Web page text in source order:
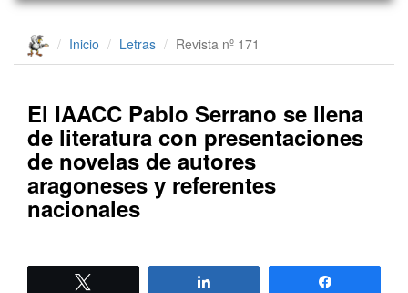
Inicio Letras Revista nº 171
El IAACC Pablo Serrano se llena
de literatura con presentaciones
de novelas de autores
aragoneses y referentes
nacionales